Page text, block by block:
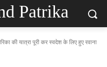
Patrika
की यात्रा पूरी कर स्वदेश के लिए हुए रवाना